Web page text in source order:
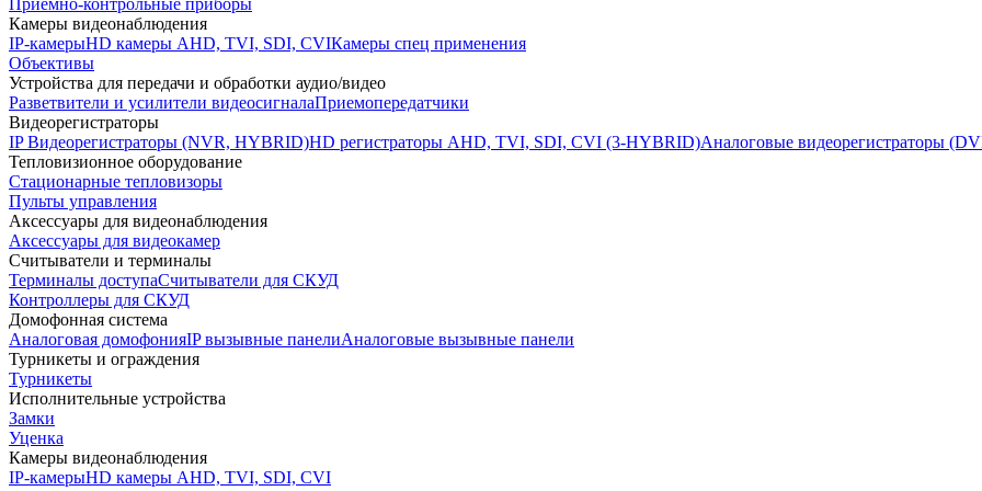
Приемно-контрольные приборы
Камеры видеонаблюдения
IP-камерыHD камеры AHD, TVI, SDI, CVIКамеры спец применения
Объективы
Устройства для передачи и обработки аудио/видео
Разветвители и усилители видеосигналаПриемопередатчики
Видеорегистраторы
IP Видеорегистраторы (NVR, HYBRID)HD регистраторы AHD, TVI, SDI, CVI (3-HYBRID)Аналоговые видеорегистраторы
Тепловизионное оборудование
Стационарные тепловизоры
Пульты управления
Аксессуары для видеонаблюдения
Аксессуары для видеокамер
Считыватели и терминалы
Терминалы доступаСчитыватели для СКУД
Контроллеры для СКУД
Домофонная система
Аналоговая домофонияIP вызывные панелиАналоговые вызывные панели
Турникеты и ограждения
Турникеты
Исполнительные устройства
Замки
Уценка
Камеры видеонаблюдения
IP-камерыHD камеры AHD, TVI, SDI, CVI